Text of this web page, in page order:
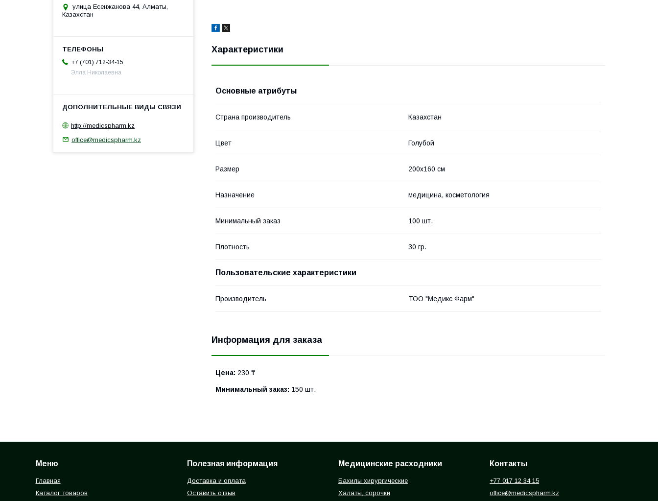
Характеристики
Основные атрибуты
Страна производитель Казахстан
Цвет Голубой
Размер 200х160 см
Назначение медицина, косметология
Минимальный заказ 100 шт.
Плотность 30 гр.
Пользовательские характеристики
Производитель ТОО "Медикс Фарм"
Информация для заказа
Цена: 230 ₸
Минимальный заказ: 150 шт.
улица Есенжанова 44, Алматы,
Казахстан
+7 (701) 712-34-15
Элла Николаевна
http://medicspharm.kz
office@medicspharm.kz
Меню
Главная
Каталог товаров
Полезная информация
Доставка и оплата
Оставить отзыв
Медицинские расходники
Бахилы хирургические
Халаты, сорочки
Контакты
+77 017 12 34 15
office@medicspharm.kz